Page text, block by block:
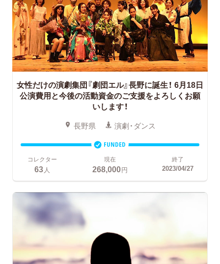
女性だけの演劇集団『劇団エル』長野に誕生！ 6月18日
公演費用と今後の活動資金のご支援をよろしくお願
いします！
長野県 演劇・ダンス
FUNDED
コレクター
63 人
現在
268,000円
終了
2023/04/27